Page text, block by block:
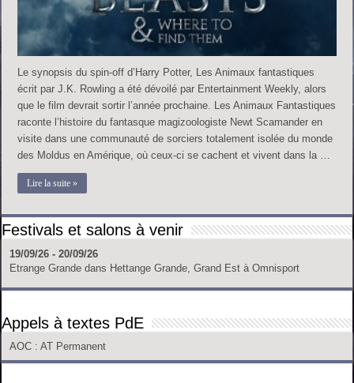
Le synopsis du spin-off d’Harry Potter, Les Animaux fantastiques
écrit par J.K. Rowling a été dévoilé par Entertainment Weekly, alors
que le film devrait sortir l’année prochaine. Les Animaux Fantastiques
raconte l’histoire du fantasque magizoologiste Newt Scamander en
visite dans une communauté de sorciers totalement isolée du monde
des Moldus en Amérique, où ceux-ci se cachent et vivent dans la …
Lire la suite »
Festivals et salons à venir
19/09/26 - 20/09/26
Etrange Grande dans Hettange Grande, Grand Est à Omnisport
Appels à textes PdE
AOC : AT Permanent